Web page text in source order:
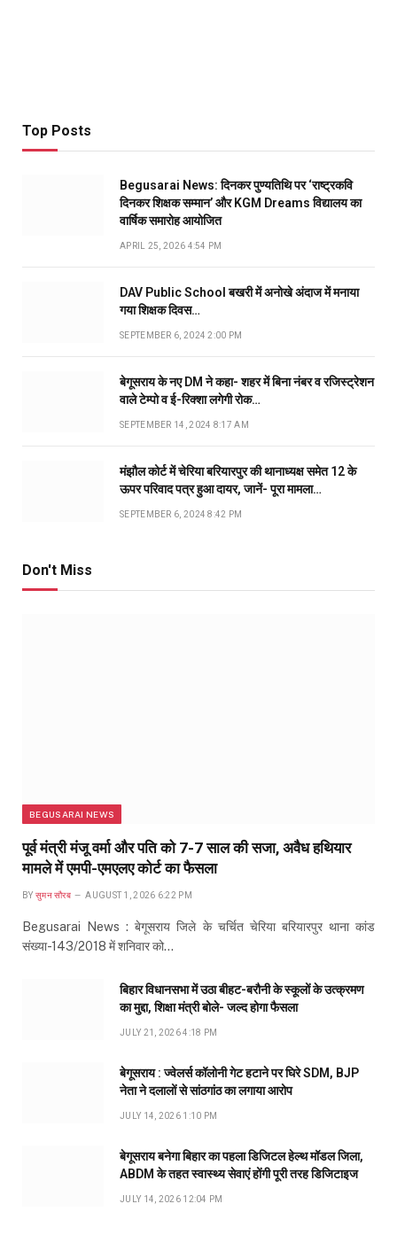
Top Posts
Begusarai News: दिनकर पुण्यतिथि पर ‘राष्ट्रकवि
दिनकर शिक्षक सम्मान’ और KGM Dreams विद्यालय का
वार्षिक समारोह आयोजित
APRIL 25, 2026 4:54 PM
DAV Public School बखरी में अनोखे अंदाज में मनाया
गया शिक्षक दिवस…
SEPTEMBER 6, 2024 2:00 PM
बेगूसराय के नए DM ने कहा- शहर में बिना नंबर व रजिस्ट्रेशन
वाले टेम्पो व ई-रिक्शा लगेगी रोक…
SEPTEMBER 14, 2024 8:17 AM
मंझौल कोर्ट में चेरिया बरियारपुर की थानाध्यक्ष समेत 12 के
ऊपर परिवाद पत्र हुआ दायर, जानें- पूरा मामला…
SEPTEMBER 6, 2024 8:42 PM
Don't Miss
BEGUSARAI NEWS
पूर्व मंत्री मंजू वर्मा और पति को 7-7 साल की सजा, अवैध हथियार
मामले में एमपी-एमएलए कोर्ट का फैसला
BY सुमन सौरब AUGUST 1, 2026 6:22 PM
Begusarai News : बेगूसराय जिले के चर्चित चेरिया बरियारपुर थाना कांड
संख्या-143/2018 में शनिवार को…
बिहार विधानसभा में उठा बीहट-बरौनी के स्कूलों के उत्क्रमण
का मुद्दा, शिक्षा मंत्री बोले- जल्द होगा फैसला
JULY 21, 2026 4:18 PM
बेगूसराय : ज्वेलर्स कॉलोनी गेट हटाने पर घिरे SDM, BJP
नेता ने दलालों से सांठगांठ का लगाया आरोप
JULY 14, 2026 1:10 PM
बेगूसराय बनेगा बिहार का पहला डिजिटल हेल्थ मॉडल जिला,
ABDM के तहत स्वास्थ्य सेवाएं होंगी पूरी तरह डिजिटाइज
JULY 14, 2026 12:04 PM